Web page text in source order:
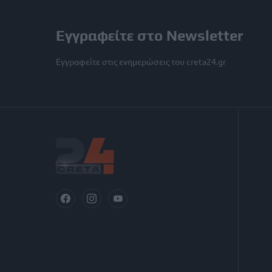
Εγγραφείτε στο Newsletter
Εγγραφείτε στις ενημερώσεις του creta24.gr